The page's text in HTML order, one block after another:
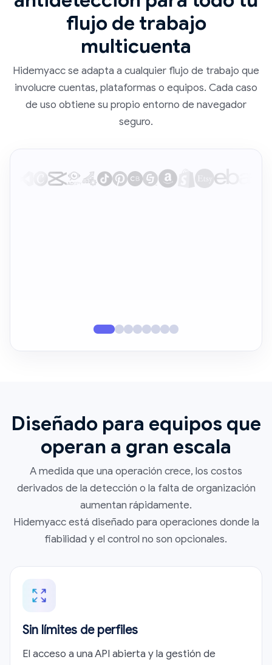
flujo de trabajo
multicuenta
Hidemyacc se adapta a cualquier flujo de trabajo que
involucre cuentas, plataformas o equipos. Cada caso
de uso obtiene su propio entorno de navegador
seguro.
Diseñado para equipos que
operan a gran escala
A medida que una operación crece, los costos
derivados de la detección o la falta de organización
aumentan rápidamente.
Hidemyacc está diseñado para operaciones donde la
fiabilidad y el control no son opcionales.
Sin límites de perfiles
El acceso a una API abierta y la gestión de